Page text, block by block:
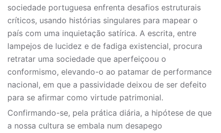
sociedade portuguesa enfrenta desafios estruturais
críticos, usando histórias singulares para mapear o
país com uma inquietação satírica. A escrita, entre
lampejos de lucidez e de fadiga existencial, procura
retratar uma sociedade que aperfeiçoou o
conformismo, elevando-o ao patamar de performance
nacional, em que a passividade deixou de ser defeito
para se afirmar como virtude patrimonial.
Confirmando-se, pela prática diária, a hipótese de que
a nossa cultura se embala num desapego